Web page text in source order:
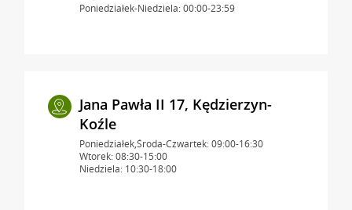
Poniedziałek-Niedziela: 00:00-23:59
Jana Pawła II 17, Kędzierzyn-
Koźle
Poniedziałek,Środa-Czwartek: 09:00-16:30
Wtorek: 08:30-15:00
Niedziela: 10:30-18:00